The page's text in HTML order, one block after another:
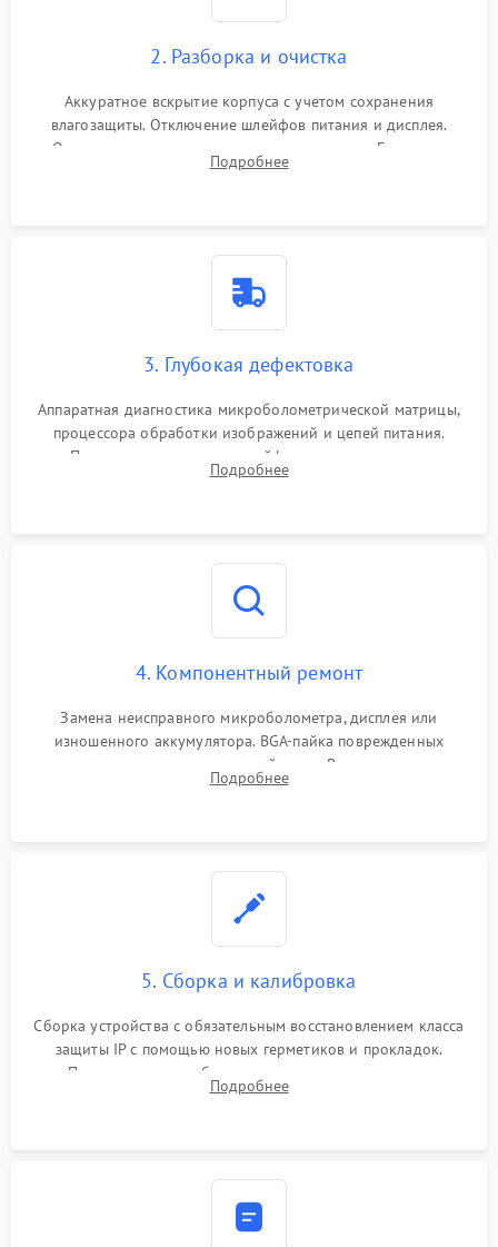
2. Разборка и очистка
Аккуратное вскрытие корпуса с учетом сохранения
влагозащиты. Отключение шлейфов питания и дисплея.
Очистка внутренних плат от окислов и пыли. Бережная
обработка германиевого объектива специализированными
Подробнее
3. Глубокая дефектовка
Аппаратная диагностика микроболометрической матрицы,
процессора обработки изображений и цепей питания.
Проверка целостности шлейфов, модуля памяти и
интерфейсов связи. Выявление сгоревших SMD-компонентов
Подробнее
4. Компонентный ремонт
Замена неисправного микроболометра, дисплея или
изношенного аккумулятора. BGA-пайка поврежденных
контроллеров на материнской плате. Восстановление
разъемов и кнопок, замена поврежденных элементов
Подробнее
5. Сборка и калибровка
Сборка устройства с обязательным восстановлением класса
защиты IP с помощью новых герметиков и прокладок.
Программная калибровка матрицы по эталонному
абсолютно черному телу для точного измерения температур.
Подробнее